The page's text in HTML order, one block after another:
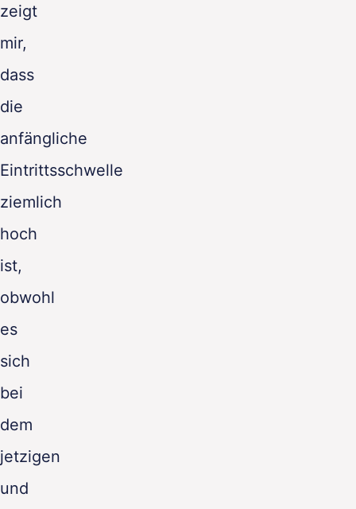
zeigt
mir,
dass
die
anfängliche
Eintrittsschwelle
ziemlich
hoch
ist,
obwohl
es
sich
bei
dem
jetzigen
und